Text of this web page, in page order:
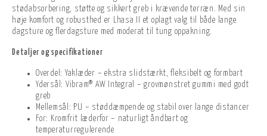
stødabsorbering, støtte og sikkert greb i krævende terræn. Med sin
høje komfort og robusthed er Lhasa II et oplagt valg til både lange
dagsture og flerdagsture med moderat til tung oppakning.
Detaljer og specifikationer
Overdel: Yaklæder – ekstra slidstærkt, fleksibelt og formbart
Ydersål: Vibram® AW Integral – grovmønstret gummi med godt
greb
Mellemsål: PU – støddæmpende og stabil over lange distancer
For: Kromfrit læderfor – naturligt åndbart og
temperaturregulerende